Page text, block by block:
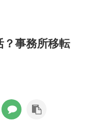
？事務所移転